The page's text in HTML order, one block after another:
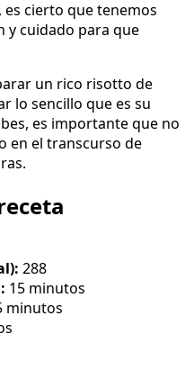
cierto que tenemos
y cuidado para que
un rico risotto de
lo sencillo que es su
es importante que no
en el transcurso de
288
15 minutos
minutos